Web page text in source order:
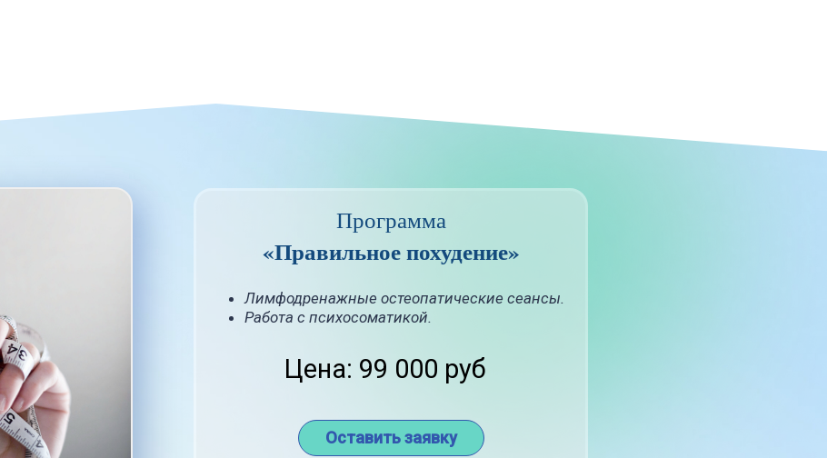
Программа
«Правильное похудение»
Лимфодренажные остеопатические сеансы.
Работа с психосоматикой.
Оставить заявку
Цена: 99 000 руб